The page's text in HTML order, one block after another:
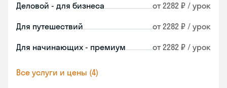
Деловой - для бизнеса от 2282 ₽ / урок
Для путешествий от 2282 ₽ / урок
Для начинающих - премиум от 2282 ₽ / урок
Все услуги и цены (4)